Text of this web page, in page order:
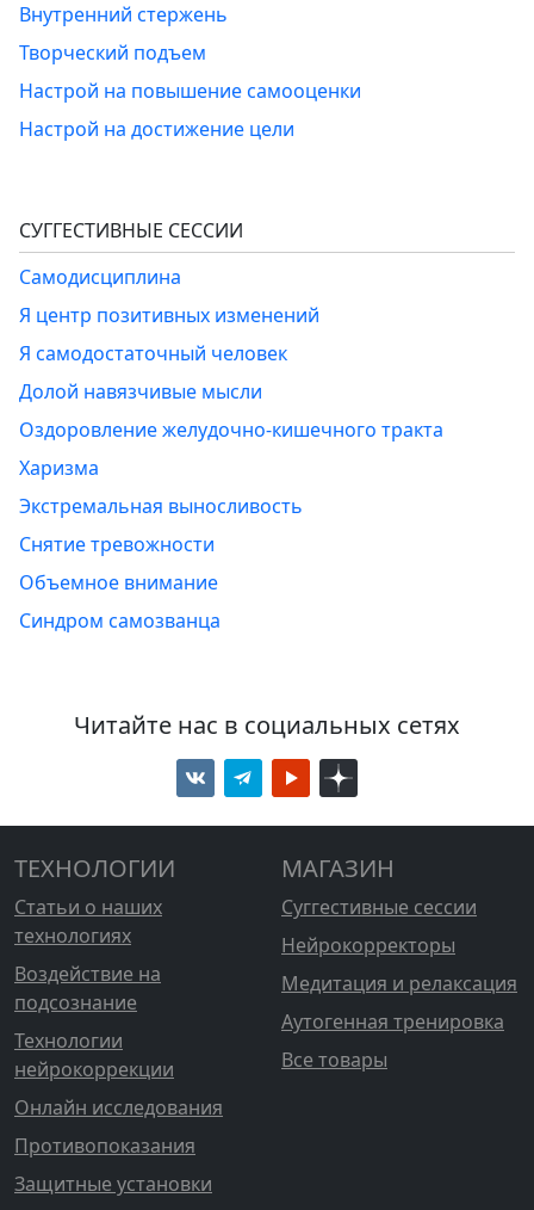
Внутренний стержень
Творческий подъем
Настрой на повышение самооценки
Настрой на достижение цели
СУГГЕСТИВНЫЕ СЕССИИ
Самодисциплина
Я центр позитивных изменений
Я самодостаточный человек
Долой навязчивые мысли
Оздоровление желудочно-кишечного тракта
Харизма
Экстремальная выносливость
Снятие тревожности
Объемное внимание
Синдром самозванца
Читайте нас в социальных сетях
ТЕХНОЛОГИИ
Статьи о наших
технологиях
Воздействие на
подсознание
Технологии
нейрокоррекции
Онлайн исследования
Противопоказания
Защитные установки
МАГАЗИН
Суггестивные сессии
Нейрокорректоры
Медитация и релаксация
Аутогенная тренировка
Все товары